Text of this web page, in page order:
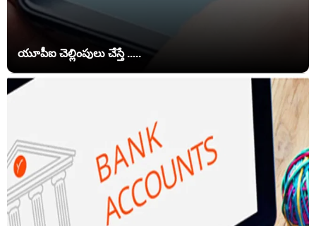
యూపీఐ చెల్లింపులు చేస్తే .....